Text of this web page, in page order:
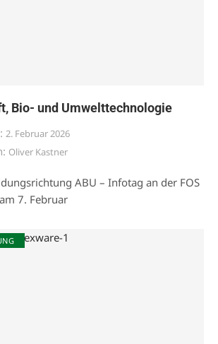
Bio- und Umwelttechnologie
2. Februar 2026
Oliver Kastner
ABU – Infotag an der FOS
7. Februar